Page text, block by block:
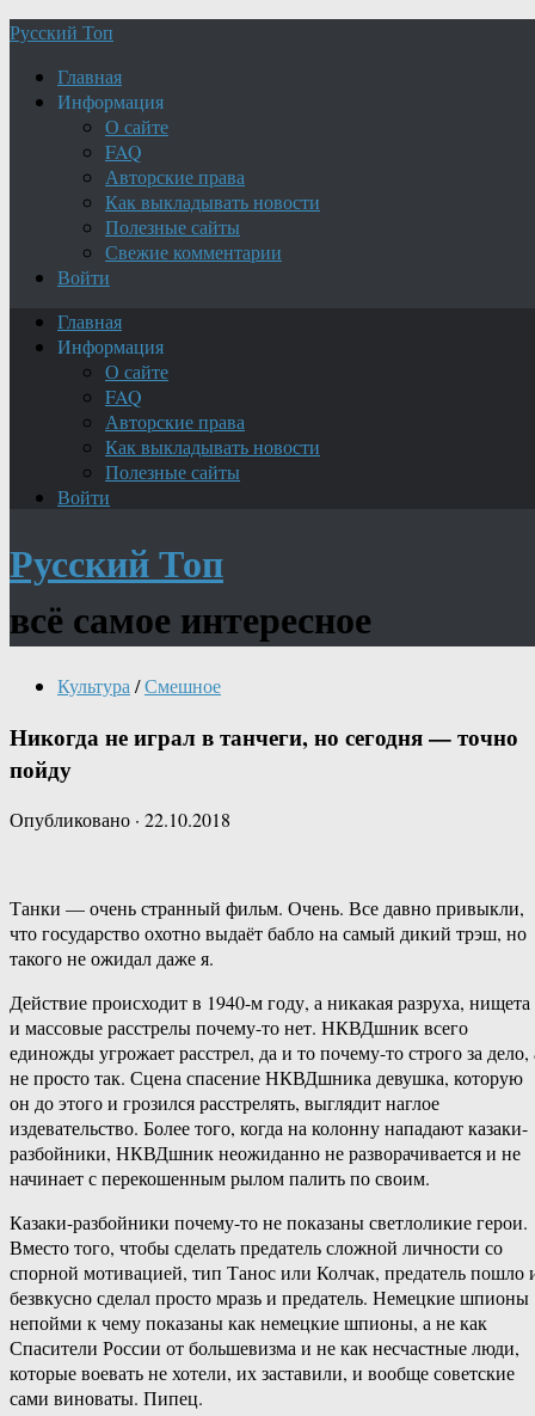
Русский Топ
Главная
Информация
О сайте
FAQ
Авторские права
Как выкладывать новости
Полезные сайты
Свежие комментарии
Войти
Главная
Информация
О сайте
FAQ
Авторские права
Как выкладывать новости
Полезные сайты
Войти
Русский Топ
всё самое интересное
Культура /Смешное
Никогда не играл в танчеги, но сегодня — точно
пойду
Опубликовано · 22.10.2018
Танки — очень странный фильм. Очень. Все давно привыкли,
что государство охотно выдаёт бабло на самый дикий трэш, но
такого не ожидал даже я.
Действие происходит в 1940-м году, а никакая разруха, нищета
и массовые расстрелы почему-то нет. НКВДшник всего
единожды угрожает расстрел, да и то почему-то строго за дело,
не просто так. Сцена спасение НКВДшника девушка, которую
он до этого и грозился расстрелять, выглядит наглое
издевательство. Более того, когда на колонну нападают казаки-
разбойники, НКВДшник неожиданно не разворачивается и не
начинает с перекошенным рылом палить по своим.
Казаки-разбойники почему-то не показаны светлоликие герои.
Вместо того, чтобы сделать предатель сложной личности со
спорной мотивацией, тип Танос или Колчак, предатель пошло
безвкусно сделал просто мразь и предатель. Немецкие шпионы
непойми к чему показаны как немецкие шпионы, а не как
Спасители России от большевизма и не как несчастные люди,
которые воевать не хотели, их заставили, и вообще советские
сами виноваты. Пипец.